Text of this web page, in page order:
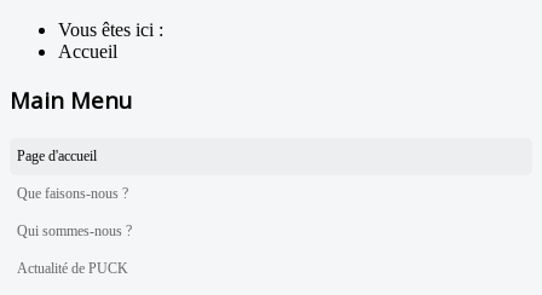
Vous êtes ici :
Accueil
Main Menu
Page d'accueil
Que faisons-nous ?
Qui sommes-nous ?
Actualité de PUCK